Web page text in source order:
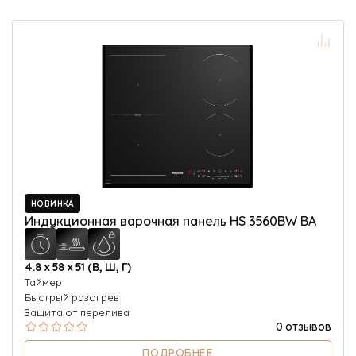
НОВИНКА
Индукционная варочная панель HS 3560BW BA
4.8 х 58 х 51 (В, Ш, Г)
Таймер
Быстрый разогрев
Защита от перелива
0 отзывов
ПОДРОБНЕЕ